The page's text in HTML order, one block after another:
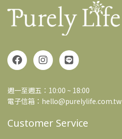
週一至週五：10:00 ~ 18:00
電子信箱：hello@purelylife.com.tw
Customer Service